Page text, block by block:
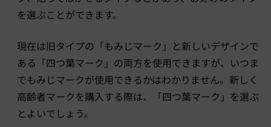
を選ぶことができます。
現在は旧タイプの「もみじマーク」と新しいデザインで
ある「四つ葉マーク」の両方を使用できますが、いつま
でもみじマークが使用できるかはわかりません。新しく
高齢者マークを購入する際は、「四つ葉マーク」を選ぶ
とよいでしょう。